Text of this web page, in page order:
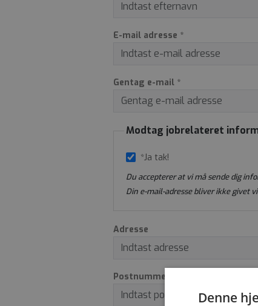
E-mail adresse *
Gentag e-mail *
Modtag jobrelateret
*Ja tak!
Du accepterer at vi må sende dig
Din e-mail-adresse bliver ikke givet
Adresse
Postnummer
Denne